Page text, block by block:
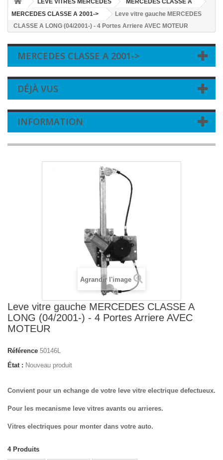
LEVE VITRES MERCEDES
MERCEDES CLASSE A
MERCEDES CLASSE A 2001->
Leve vitre gauche MERCEDES
CLASSE A LONG (04/2001-) - 4 Portes Arriere AVEC MOTEUR
MERCEDES CLASSE A 2001->
DÉJÀ VUS
INFORMATION
Agrandir l'image
Leve vitre gauche MERCEDES CLASSE A
LONG (04/2001-) - 4 Portes Arriere AVEC
MOTEUR
Référence 50146L
État : Nouveau produit
Convient pour un echange de votre leve vitre electrique defectueux.
Pour les mecanisme leve vitres avants ou arrieres.
Vitres electriques pour monter dans votre auto.
4 Produits